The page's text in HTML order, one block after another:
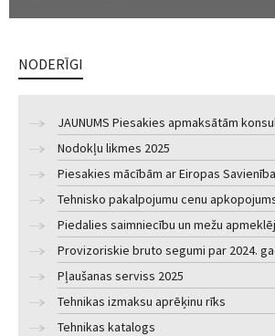
NODERĪGI
JAUNUMS Piesakies apmaksātām
Nodokļu likmes 2025
Piesakies mācībām ar Eiropas
Tehnisko pakalpojumu cenu
Piedalies saimniecību un mežu
Provizoriskie bruto segumi par 2024.
Pļaušanas serviss 2025
Tehnikas izmaksu aprēķinu rīks
Tehnikas katalogs